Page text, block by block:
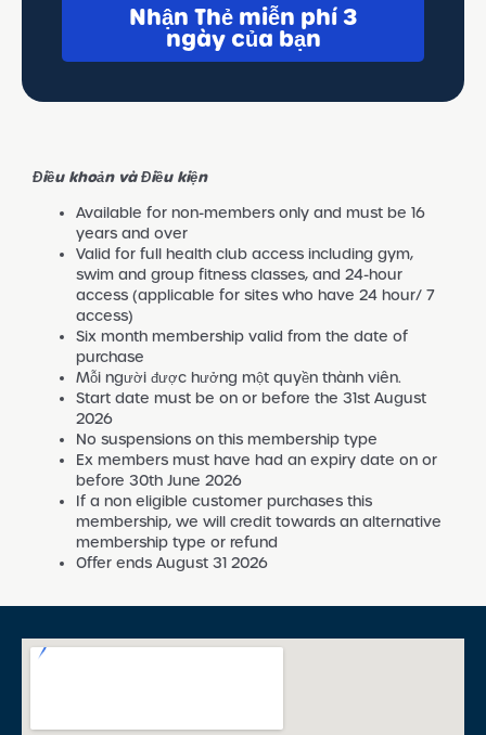
Nhận Thẻ miễn phí 3
ngày của bạn
Điều khoản và Điều kiện
Available for non-members only and must be 16
years and over
Valid for full health club access including gym,
swim and group fitness classes, and 24-hour
access (applicable for sites who have 24 hour/ 7
access)
Six month membership valid from the date of
purchase
Mỗi người được hưởng một quyền thành viên.
Start date must be on or before the 31st August
2026
No suspensions on this membership type
Ex members must have had an expiry date on or
before 30th June 2026
If a non eligible customer purchases this
membership, we will credit towards an alternative
membership type or refund
Offer ends August 31 2026